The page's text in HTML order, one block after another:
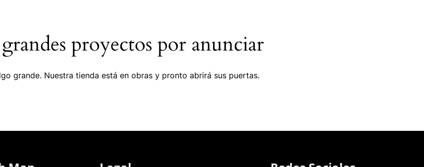
proyectos por anunciar
grande. Nuestra tienda está en obras y pronto abrirá sus puertas.